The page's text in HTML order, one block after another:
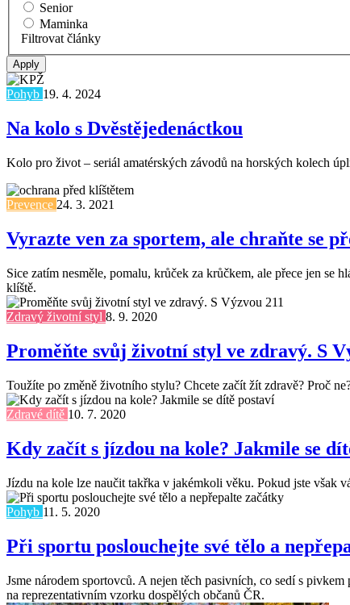
Senior
Maminka
Filtrovat články
Pohyb 19. 4. 2024
Na kolo s Dvěstějedenáctkou
Kolo pro život – seriál amatérských závodů na horských kolech
Prevence 24. 3. 2021
Vyrazte ven za sportem, ale chraňte se
Sice zatím nesměle, pomalu, krůček za krůčkem, ale přece jen se
klíště.
Zdravý životní styl 8. 9. 2020
Proměňte svůj životní styl ve zdravý. S
Toužíte po změně životního stylu? Chcete začít žít zdravě? Proč
Zdravé dítě 10. 7. 2020
Kdy začít s jízdou na kole? Jakmile se
Jízdu na kole lze naučit takřka v jakémkoli věku. Pokud jste však
Pohyb 11. 5. 2020
Při sportu poslouchejte své tělo a
Jsme národem sportovců. A nejen těch pasivních, co sedí s
na reprezentativním vzorku dospělých občanů ČR.